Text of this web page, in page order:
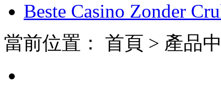
Beste Casino Zonder
當前位置：
首頁 > 產品